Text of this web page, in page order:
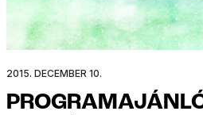
2015. DECEMBER 10.